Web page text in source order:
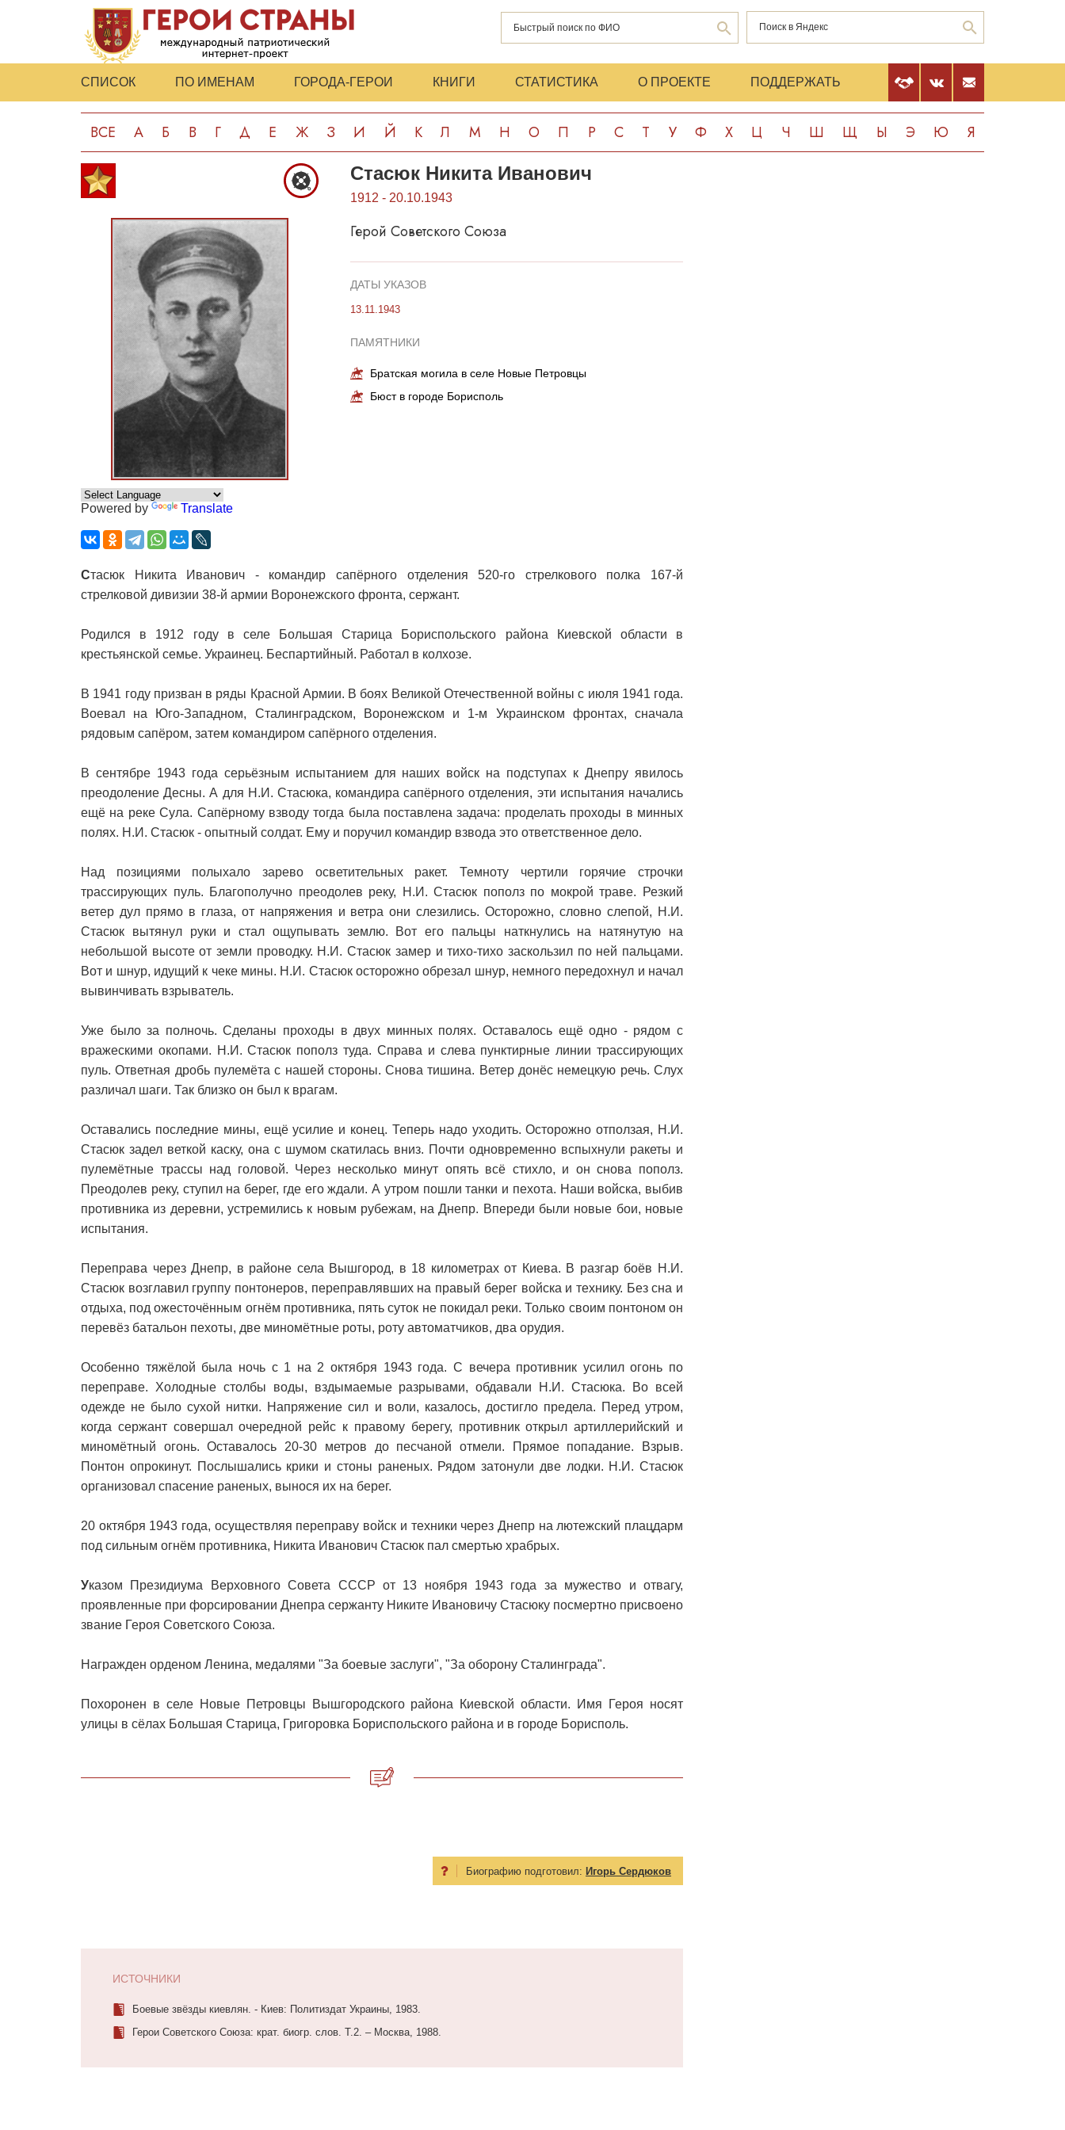
СПИСОК ПО ИМЕНАМ ГОРОДА-ГЕРОИ КНИГИ СТАТИСТИКА О ПРОЕКТЕ ПОДДЕРЖАТЬ
ВСЕ А Б В Г Д Е Ж З И Й К Л М Н О П Р С Т У Ф Х Ц Ч Ш Щ Ы Э Ю Я
Powered by Translate
Стасюк Никита Иванович
1912 - 20.10.1943
Герой Советского Союза
ДАТЫ УКАЗОВ
13.11.1943
ПАМЯТНИКИ
Братская могила в селе Новые Петровцы
Бюст в городе Борисполь
Стасюк Никита Иванович - командир сапёрного отделения 520-го стрелкового полка 167-й
стрелковой дивизии 38-й армии Воронежского фронта, сержант.
Родился в 1912 году в селе Большая Старица Бориспольского района Киевской области в
крестьянской семье. Украинец. Беспартийный. Работал в колхозе.
В 1941 году призван в ряды Красной Армии. В боях Великой Отечественной войны с июля 1941 года.
Воевал на Юго-Западном, Сталинградском, Воронежском и 1-м Украинском фронтах, сначала
рядовым сапёром, затем командиром сапёрного отделения.
В сентябре 1943 года серьёзным испытанием для наших войск на подступах к Днепру явилось
преодоление Десны. А для Н.И. Стасюка, командира сапёрного отделения, эти испытания начались
ещё на реке Сула. Сапёрному взводу тогда была поставлена задача: проделать проходы в минных
полях. Н.И. Стасюк - опытный солдат. Ему и поручил командир взвода это ответственное дело.
Над позициями полыхало зарево осветительных ракет. Темноту чертили горячие строчки
трассирующих пуль. Благополучно преодолев реку, Н.И. Стасюк пополз по мокрой траве. Резкий
ветер дул прямо в глаза, от напряжения и ветра они слезились. Осторожно, словно слепой, Н.И.
Стасюк вытянул руки и стал ощупывать землю. Вот его пальцы наткнулись на натянутую на
небольшой высоте от земли проводку. Н.И. Стасюк замер и тихо-тихо заскользил по ней пальцами.
Вот и шнур, идущий к чеке мины. Н.И. Стасюк осторожно обрезал шнур, немного передохнул и начал
вывинчивать взрыватель.
Уже было за полночь. Сделаны проходы в двух минных полях. Оставалось ещё одно - рядом с
вражескими окопами. Н.И. Стасюк пополз туда. Справа и слева пунктирные линии трассирующих
пуль. Ответная дробь пулемёта с нашей стороны. Снова тишина. Ветер донёс немецкую речь. Слух
различал шаги. Так близко он был к врагам.
Оставались последние мины, ещё усилие и конец. Теперь надо уходить. Осторожно отползая, Н.И.
Стасюк задел веткой каску, она с шумом скатилась вниз. Почти одновременно вспыхнули ракеты и
пулемётные трассы над головой. Через несколько минут опять всё стихло, и он снова пополз.
Преодолев реку, ступил на берег, где его ждали. А утром пошли танки и пехота. Наши войска, выбив
противника из деревни, устремились к новым рубежам, на Днепр. Впереди были новые бои, новые
испытания.
Переправа через Днепр, в районе села Вышгород, в 18 километрах от Киева. В разгар боёв Н.И.
Стасюк возглавил группу понтонеров, переправлявших на правый берег войска и технику. Без сна и
отдыха, под ожесточённым огнём противника, пять суток не покидал реки. Только своим понтоном он
перевёз батальон пехоты, две миномётные роты, роту автоматчиков, два орудия.
Особенно тяжёлой была ночь с 1 на 2 октября 1943 года. С вечера противник усилил огонь по
переправе. Холодные столбы воды, вздымаемые разрывами, обдавали Н.И. Стасюка. Во всей
одежде не было сухой нитки. Напряжение сил и воли, казалось, достигло предела. Перед утром,
когда сержант совершал очередной рейс к правому берегу, противник открыл артиллерийский и
миномётный огонь. Оставалось 20-30 метров до песчаной отмели. Прямое попадание. Взрыв.
Понтон опрокинут. Послышались крики и стоны раненых. Рядом затонули две лодки. Н.И. Стасюк
организовал спасение раненых, вынося их на берег.
20 октября 1943 года, осуществляя переправу войск и техники через Днепр на лютежский плацдарм
под сильным огнём противника, Никита Иванович Стасюк пал смертью храбрых.
Указом Президиума Верховного Совета СССР от 13 ноября 1943 года за мужество и отвагу,
проявленные при форсировании Днепра сержанту Никите Ивановичу Стасюку посмертно присвоено
звание Героя Советского Союза.
Награжден орденом Ленина, медалями "За боевые заслуги", "За оборону Сталинграда".
Похоронен в селе Новые Петровцы Вышгородского района Киевской области. Имя Героя носят
улицы в сёлах Большая Старица, Григоровка Бориспольского района и в городе Борисполь.
Биографию подготовил: Игорь Сердюков
ИСТОЧНИКИ
Боевые звёзды киевлян. - Киев: Политиздат Украины, 1983.
Герои Советского Союза: крат. биогр. слов. Т.2. – Москва, 1988.